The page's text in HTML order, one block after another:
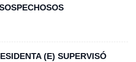
(E) SUPERVISÓ